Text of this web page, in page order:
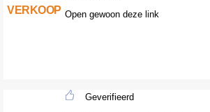
VERKOOP Open gewoon deze link
Geverifieerd